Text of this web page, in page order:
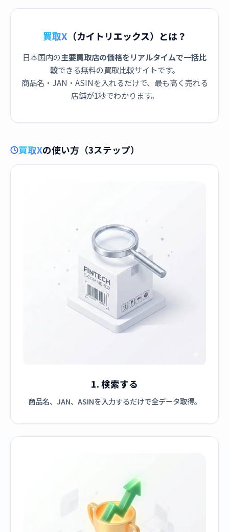
買取X （カイトリエックス）とは？
日本国内の主要買取店の価格をリアルタイムで一括比
較できる無料の買取比較サイトです。
商品名・JAN・ASINを入れるだけで、最も高く売れる
店舗が1秒でわかります。
買取Xの使い方（3ステップ）
1. 検索する
商品名、JAN、ASINを入力するだけで全データ取得。